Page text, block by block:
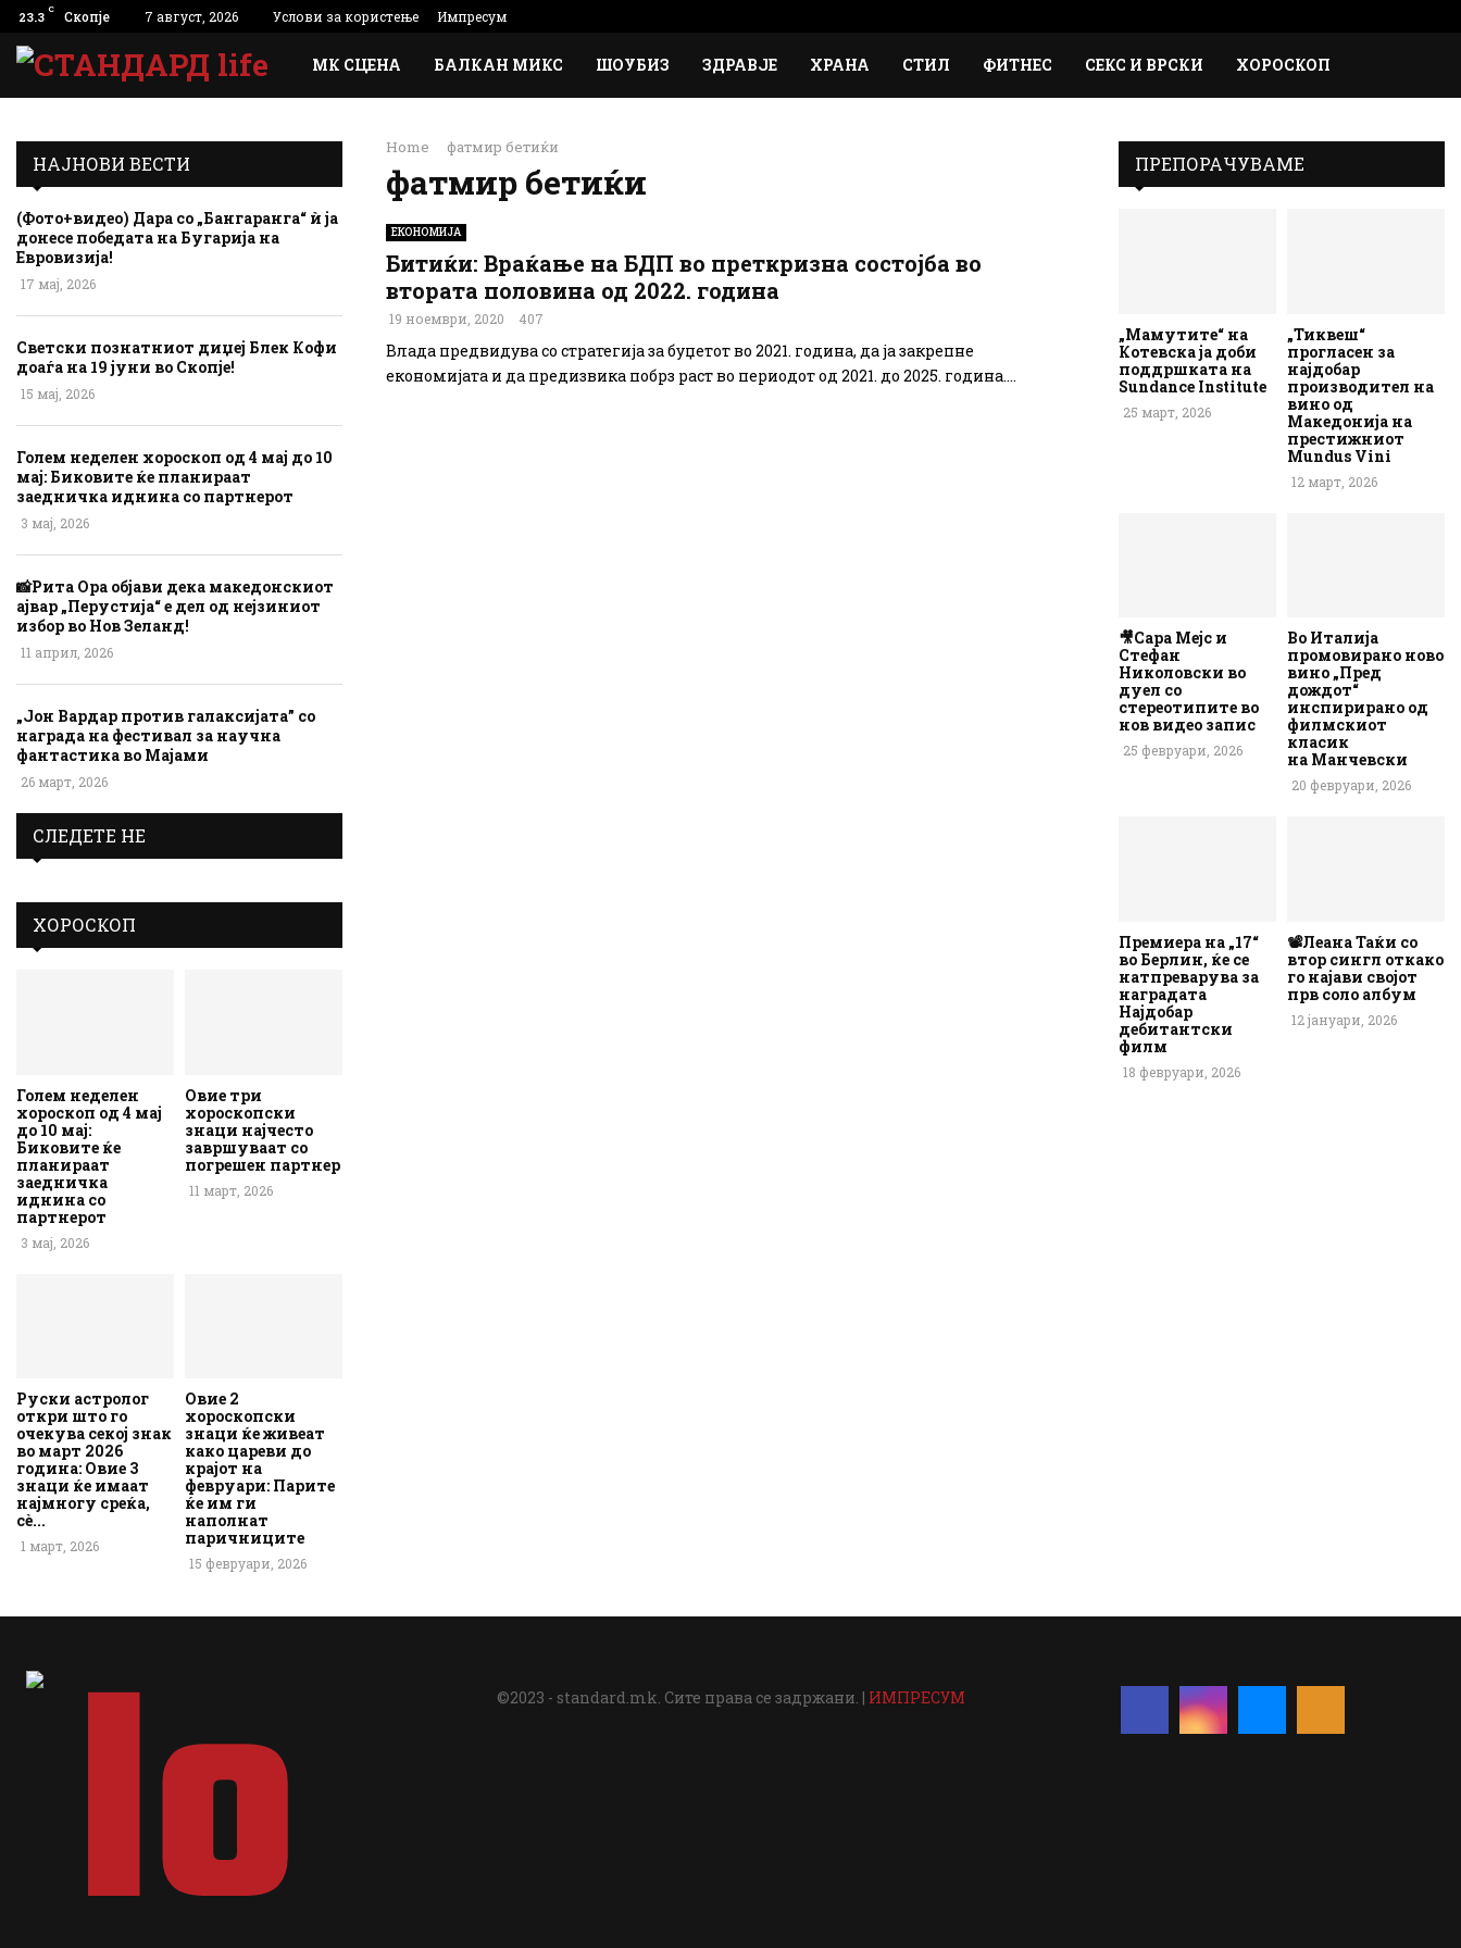
23.3 C Скопје 7 август, 2026 Услови за користење Импресум
МК СЦЕНА БАЛКАН МИКС ШОУБИЗ ЗДРАВЈЕ ХРАНА СТИЛ ФИТНЕС СЕКС И ВРСКИ ХОРОСКОП
Home фатмир бетиќи
фатмир бетиќи
ЕКОНОМИЈА
Битиќи: Враќање на БДП во преткризна состојба во
втората половина од 2022. година
19 ноември, 2020 407
Влада предвидува со стратегија за буџетот во 2021. година, да ја закрепне
економијата и да предизвика побрз раст во периодот од 2021. до 2025. година....
НАЈНОВИ ВЕСТИ
(Фото+видео) Дара со „Бангаранга“ ѝ ја
донесе победата на Бугарија на
Евровизија!
17 мај, 2026
Светски познатниот диџеј Блек Кофи
доаѓа на 19 јуни во Скопје!
15 мај, 2026
Голем неделен хороскоп од 4 мај до 10
мај: Биковите ќе планираат
заедничка иднина со партнерот
3 мај, 2026
📸Рита Ора објави дека македонскиот
ајвар „Перустија“ е дел од нејзиниот
избор во Нов Зеланд!
11 април, 2026
„Јон Вардар против галаксијата” со
награда на фестивал за научна
фантастика во Мајами
26 март, 2026
СЛЕДЕТЕ НЕ
ХОРОСКОП
Голем неделен
хороскоп од 4 мај
до 10 мај:
Биковите ќе
планираат
заедничка
иднина со
партнерот
3 мај, 2026
Овие три
хороскопски
знаци најчесто
завршуваат со
погрешен партнер
11 март, 2026
Руски астролог
откри што го
очекува секој знак
во март 2026
година: Овие 3
знаци ќе имаат
најмногу среќа,
сè...
1 март, 2026
Овие 2
хороскопски
знаци ќе живеат
како цареви до
крајот на
февруари: Парите
ќе им ги
наполнат
паричниците
15 февруари, 2026
ПРЕПОРАЧУВАМЕ
„Мамутите“ на
Котевска ја доби
поддршката на
Sundance Institute
25 март, 2026
„Тиквеш“
прогласен за
најдобар
производител на
вино од
Македонија на
престижниот
Mundus Vini
12 март, 2026
🎥Сара Мејс и
Стефан
Николовски во
дуел со
стереотипите во
нов видео запис
25 февруари, 2026
Во Италија
промовирано ново
вино „Пред
дождот“
инспирирано од
филмскиот
класик
на Манчевски
20 февруари, 2026
Премиера на „17“
во Берлин, ќе се
натпреварува за
наградата
Најдобар
дебитантски
филм
18 февруари, 2026
📽️Леана Таќи со
втор сингл откако
го најави својот
прв соло албум
12 јануари, 2026
©2023 - standard.mk. Сите права се задржани. | ИМПРЕСУМ